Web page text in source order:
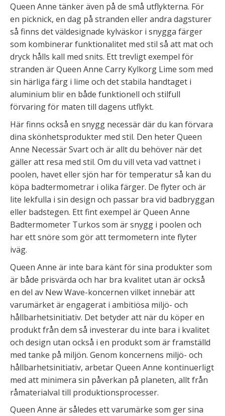
Queen Anne tänker även på de små utflykterna. För
en picknick, en dag på stranden eller andra dagsturer
så finns det väldesignade kylväskor i snygga färger
som kombinerar funktionalitet med stil så att mat och
dryck hålls kall med snits. Ett trevligt exempel för
stranden är Queen Anne Carry Kylkorg Lime som med
sin härliga färg i lime och det stabila handtaget i
aluminium blir en både funktionell och stilfull
förvaring för maten till dagens utflykt.
Här finns också en snygg necessär där du kan förvara
dina skönhetsprodukter med stil. Den heter Queen
Anne Necessär Svart och är allt du behöver när det
gäller att resa med stil. Om du vill veta vad vattnet i
poolen, havet eller sjön har för temperatur så kan du
köpa badtermometrar i olika färger. De flyter och är
lite lekfulla i sin design och passar bra vid badbryggan
eller badstegen. Ett fint exempel är Queen Anne
Badtermometer Turkos som är snygg i poolen och
har ett snöre som gör att termometern inte flyter
iväg.
Queen Anne är inte bara känt för sina produkter som
är både prisvärda och har bra kvalitet utan är också
en del av New Wave-koncernen vilket innebär att
varumärket är engagerat i ambitiösa miljö- och
hållbarhetsinitiativ. Det betyder att när du köper en
produkt från dem så investerar du inte bara i kvalitet
och design utan också i en produkt som är framställd
med tanke på miljön. Genom koncernens miljö- och
hållbarhetsinitiativ, arbetar Queen Anne kontinuerligt
med att minimera sin påverkan på planeten, allt från
råmaterialval till produktionsprocesser.
Queen Anne är således ett varumärke som ger sina